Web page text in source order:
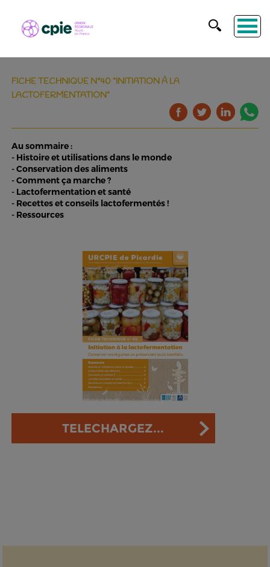
FICHE TECHNIQUE N°40 "INITIATION À LA
LACTOFERMENTATION"
Au sommaire :
- Histoire et utilisations dans le monde
- Conservation des aliments
- Comment ça marche ?
- Lactofermentation et santé
- Recettes et conseils lactofermentés !
- Ressources
TELECHARGEZ...